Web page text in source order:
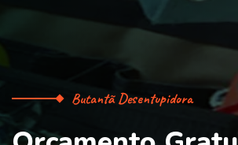
Butantã Desentupidora